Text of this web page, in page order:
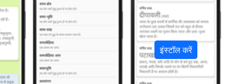
इंस्टॉल करें